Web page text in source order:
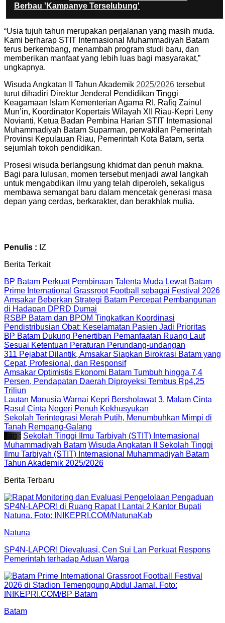
Berbau 'Kampanye Terselubung'
“Usia tujuh tahun merupakan perjalanan yang masih muda.
Kami berharap STIT Internasional Muhammadiyah Batam
terus berkembang, menambah program studi baru, dan
memberikan manfaat yang lebih luas bagi masyarakat,”
ungkapnya.
Wisuda Angkatan II Tahun Akademik 2025/2026 tersebut
turut dihadiri Direktur Jenderal Pendidikan Tinggi
Keagamaan Islam Kementerian Agama RI, Rafiq Zainul
Mun’in, Koordinator Kopertais Wilayah XII Riau-Kepri Leny
Novianti, Ketua Badan Pembina Harian STIT Internasional
Muhammadiyah Batam Suparman, perwakilan Pemerintah
Provinsi Kepulauan Riau, Pemerintah Kota Batam, serta
sejumlah tokoh pendidikan.
Prosesi wisuda berlangsung khidmat dan penuh makna.
Bagi para lulusan, momen tersebut menjadi awal langkah
untuk mengabdikan ilmu yang telah diperoleh, sekaligus
membawa semangat baru dalam mencetak generasi masa
depan yang cerdas, berkarakter, dan berakhlak mulia.
Penulis : IZ
Berita Terkait
BP Batam Perkuat Pembinaan Talenta Muda Lewat Batam
Prime International Grassroot Football sebagai Festival 2026
Amsakar Beberkan Strategi Batam Percepat Pembangunan
di Hadapan DPRD Dumai
RSBP Batam dan BPOM Tingkatkan Koordinasi
Pendistribusian Obat: Keselamatan Pasien Jadi Prioritas
BP Batam Dukung Penertiban Pemanfaatan Ruang Laut
Sesuai Ketentuan Peraturan Perundang-undangan
311 Pejabat Dilantik, Amsakar Siapkan Birokrasi Batam yang
Cepat, Profesional, dan Responsif
Amsakar Optimistis Ekonomi Batam Tumbuh hingga 7,4
Persen, Pendapatan Daerah Diproyeksi Tembus Rp4,25
Triliun
Lautan Manusia Warnai Kepri Bersholawat 3, Malam Cinta
Rasul Cinta Negeri Penuh Kekhusyukan
Sekolah Terintegrasi Merah Putih, Menumbuhkan Mimpi di
Tanah Rempang-Galang
Tag : Sekolah Tinggi Ilmu Tarbiyah (STIT) Internasional
Muhammadiyah Batam Wisuda Angkatan II Sekolah Tinggi
Ilmu Tarbiyah (STIT) Internasional Muhammadiyah Batam
Tahun Akademik 2025/2026
Berita Terbaru
Natuna
SP4N-LAPOR! Dievaluasi, Cen Sui Lan Perkuat Respons
Pemerintah terhadap Aduan Warga
Batam